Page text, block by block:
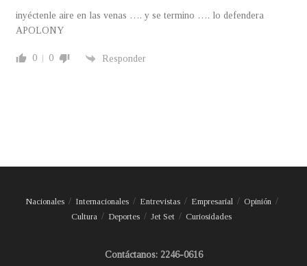
inyéctenle aire en las venas …. y se termino …. lo defendera
APOLONY
0 0 Responder
Nacionales Internacionales Entrevistas Empresarial
Opinión
Cultura
Deportes Jet Set Curiosidades
Contáctanos: 2246-0616